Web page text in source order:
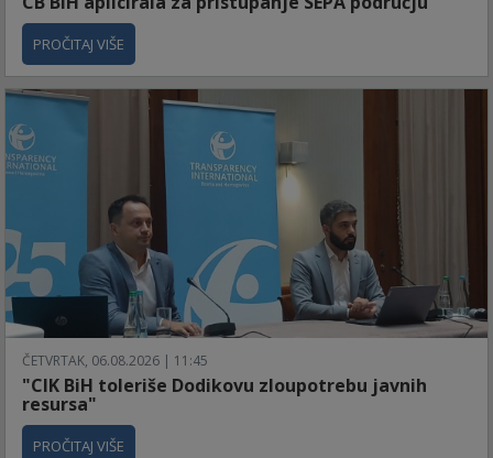
PROČITAJ VIŠE
ČETVRTAK, 06.08.2026 | 11:45
"CIK BiH toleriše Dodikovu zloupotrebu javnih
resursa"
PROČITAJ VIŠE